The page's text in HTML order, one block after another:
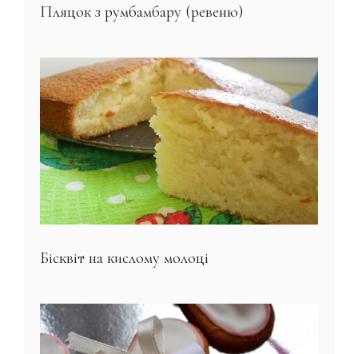
Пляцок з румбамбару (ревеню)
Бісквіт на кислому молоці